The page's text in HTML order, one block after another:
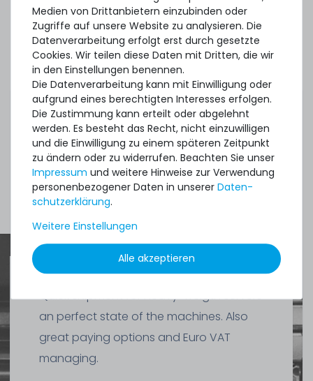
Microsoft Windows Server 2025 User-CAL (5-Pack
Benutzer-CAL Lizenz, OPL Volumenlizenz)
ca. 3-7 Tage*
213,74 € *
Microsoft Windows Server 2025 User-CAL (10-Pack
Mehr Zubehör anzeigen
Quick shipment for heavy-weigth servers
an perfect state of the machines. Also
great paying options and Euro VAT
managing.
Medien von Drittanbietern einzubinden oder
Zugriffe auf unsere Website zu analysieren. Die
Datenverarbeitung erfolgt erst durch gesetzte
Cookies. Wir teilen diese Daten mit Dritten, die wir
in den Einstellungen benennen.
Die Datenverarbeitung kann mit Einwilligung oder
aufgrund eines berechtigten Interesses erfolgen.
Die Zustimmung kann erteilt oder abgelehnt
werden. Es besteht das Recht, nicht einzuwilligen
und die Einwilligung zu einem späteren Zeitpunkt
zu ändern oder zu widerrufen. Beachten Sie unser
Impressum und weitere Hinweise zur Verwendung
personenbezogener Daten in unserer Daten­
schutz­erklärung.
Weitere Einstellungen
Alle akzeptieren